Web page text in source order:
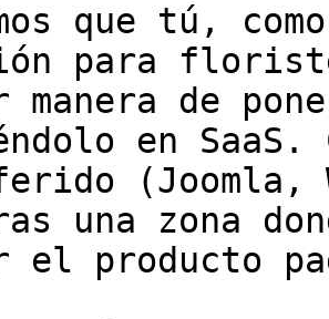
que tú,
para
manera de
en SaaS.
una zona
el producto